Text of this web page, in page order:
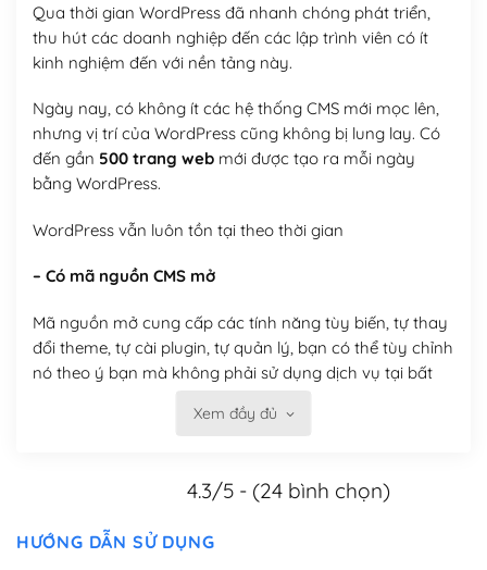
Qua thời gian WordPress đã nhanh chóng phát triển,
thu hút các doanh nghiệp đến các lập trình viên có ít
kinh nghiệm đến với nền tảng này.
Ngày nay, có không ít các hệ thống CMS mới mọc lên,
nhưng vị trí của WordPress cũng không bị lung lay. Có
đến gần 500 trang webmới được tạo ra mỗi ngày
bằng WordPress.
WordPress vẫn luôn tồn tại theo thời gian
– Có mã nguồn CMS mở
Mã nguồn mở cung cấp các tính năng tùy biến, tự thay
đổi theme, tự cài plugin, tự quản lý, bạn có thể tùy chỉnh
nó theo ý bạn mà không phải sử dụng dịch vụ tại bất
Xem đầy đủ
4.3/5 - (24 bình chọn)
HƯỚNG DẪN SỬ DỤNG